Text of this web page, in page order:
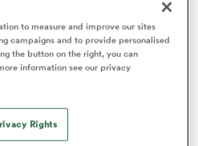
to measure and improve our sites
campaigns and to provide personalised
the button on the right, you can
information see our privacy
Rights